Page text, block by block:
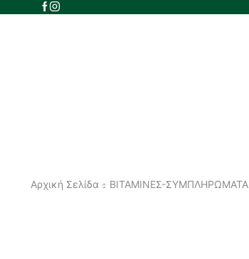
Αρχική Σελίδα ΒΙΤΑΜΙΝΕΣ-ΣΥΜΠΛΗΡΩΜΑΤΑ